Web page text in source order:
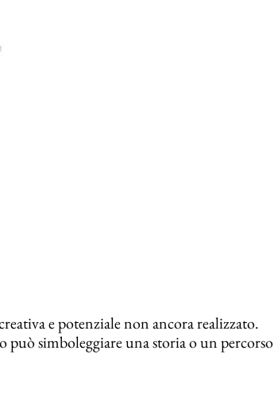
e potenziale non ancora realizzato.
può simboleggiare una storia o un percorso